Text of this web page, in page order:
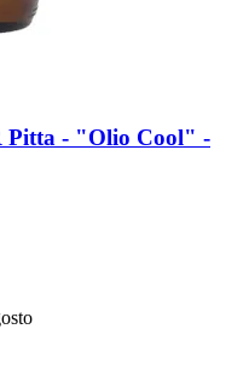
Pitta -​ "Olio Cool" -​